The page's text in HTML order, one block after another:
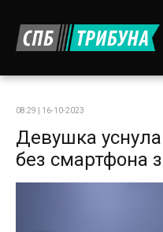
08:29 | 16-10-2023
Девушка
без смартфона